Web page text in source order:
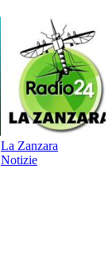
La Zanzara
Notizie